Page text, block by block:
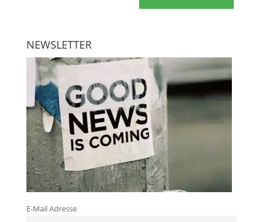
NEWSLETTER
E-Mail Adresse